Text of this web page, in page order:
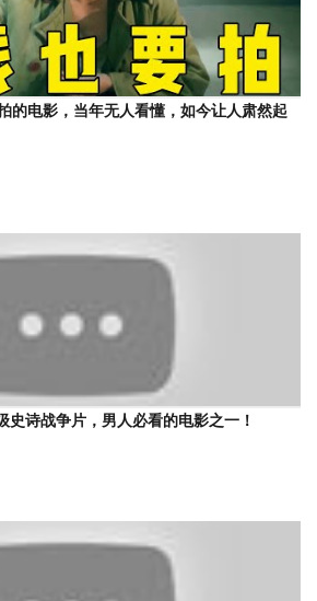
的电影，当年无人看懂，如今让人肃然起
史诗战争片，男人必看的电影之一！